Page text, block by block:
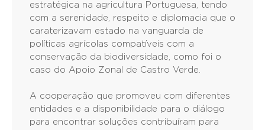
estratégica na agricultura Portuguesa, tendo
com a serenidade, respeito e diplomacia que o
caraterizavam estado na vanguarda de
políticas agrícolas compatíveis com a
conservação da biodiversidade, como foi o
caso do Apoio Zonal de Castro Verde.
A cooperação que promoveu com diferentes
entidades e a disponibilidade para o diálogo
para encontrar soluções contribuíram para